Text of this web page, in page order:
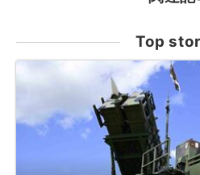
Top